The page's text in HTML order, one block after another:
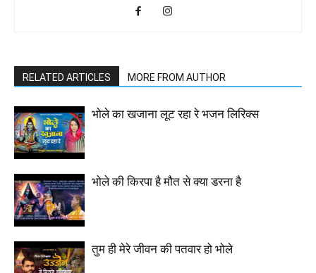
RELATED ARTICLES MORE FROM AUTHOR
भोले का खजाना लूट रहा रे भजन लिरिक्स
भोले की किरपा है मौत से क्या डरना है
तुम ही मेरे जीवन की पतवार हो भोले